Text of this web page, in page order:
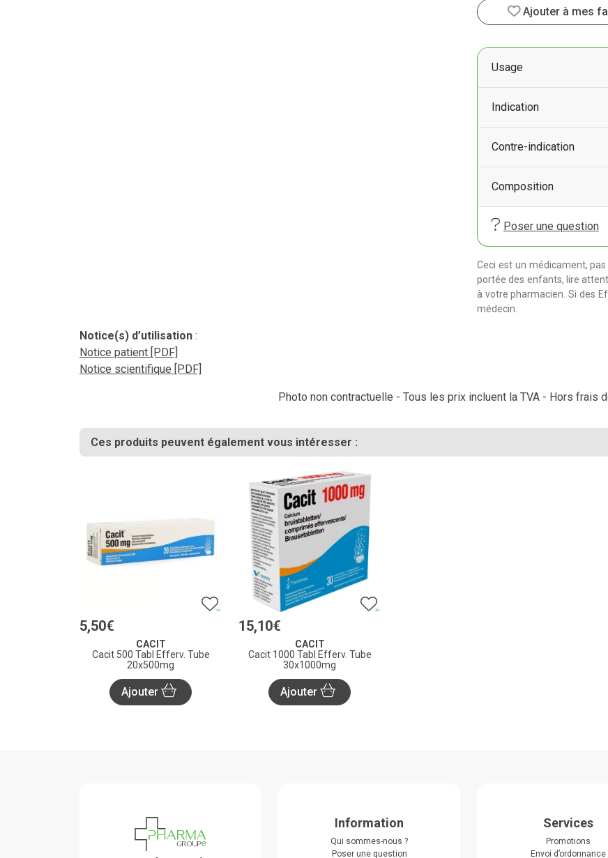
Ajouter à mes
Usage
Indication
Contre-indication
Composition
Poser une question
Ceci est un médicament,
portée des enfants, lire
à votre pharmacien. Si des
médecin.
Notice(s) d’utilisation :
Notice patient [PDF]
Notice scientifique [PDF]
Photo non contractuelle - Tous les prix incluent la TVA - Hors frais
Ces produits peuvent également vous intéresser :
5,50€
CACIT
Cacit 500 Tabl Efferv. Tube
20x500mg
Ajouter
15,10€
CACIT
Cacit 1000 Tabl Efferv. Tube
30x1000mg
Ajouter
Information
Qui sommes-nous ?
Poser une question
Services
Promotions
Envoi d’ordonnance